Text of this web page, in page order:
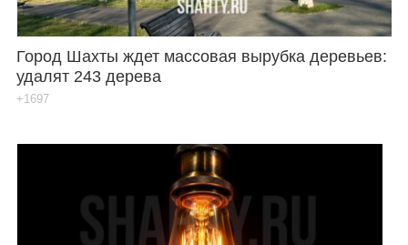
Город Шахты ждет массовая вырубка деревьев:
удалят 243 дерева
+1697